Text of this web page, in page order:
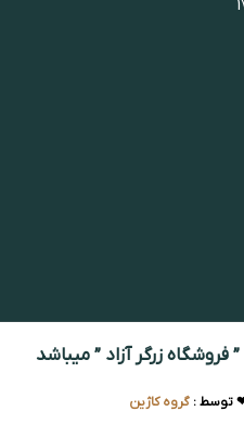
زرگر آزاد ” میباشد
❤ توسط : گروه کاژین